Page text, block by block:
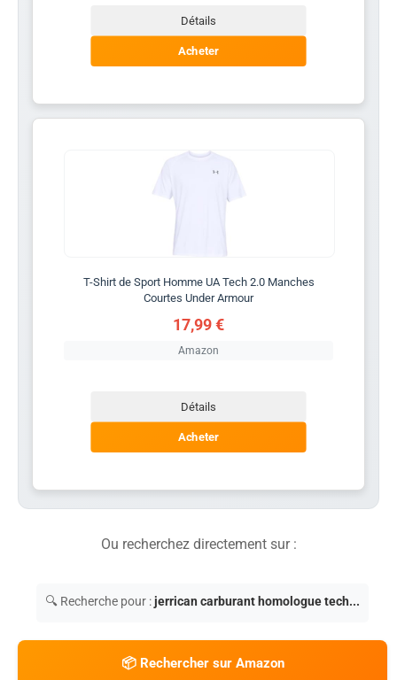
Détails
Acheter
T-Shirt de Sport Homme UA Tech 2.0 Manches
Courtes Under Armour
17,99 €
Amazon
Détails
Acheter
Ou recherchez directement sur :
🔍 Recherche pour :jerrican carburant homologue tech...
📦 Rechercher sur Amazon